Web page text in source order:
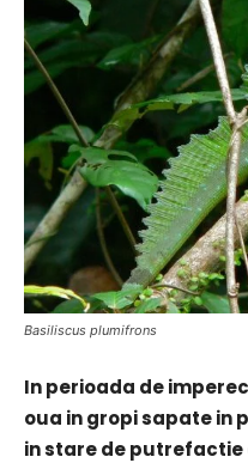
Basiliscus plumifrons
In perioada de
oua in gropi sapate in
in stare de putrefactie